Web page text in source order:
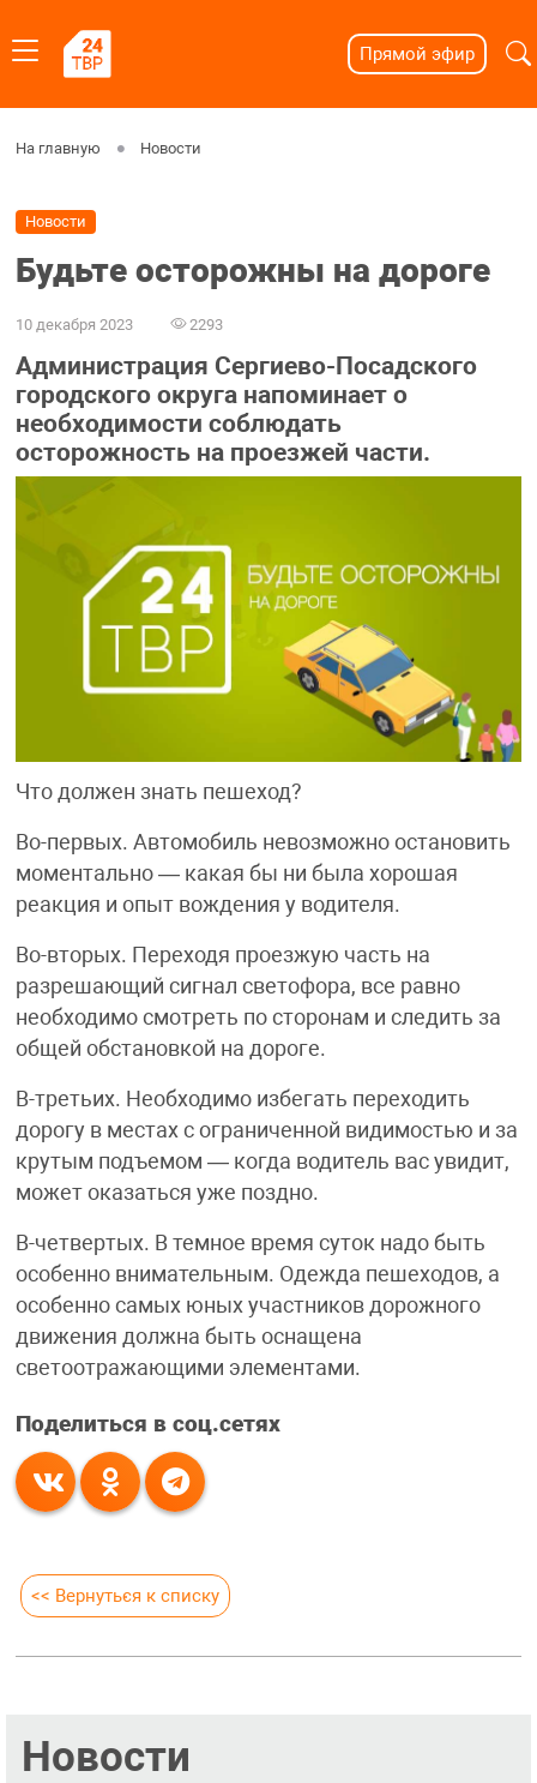
Прямой эфир
На главную Новости
Новости
Будьте осторожны на дороге
10 декабря 2023 2293
Администрация Сергиево-Посадского
городского округа напоминает о
необходимости соблюдать
осторожность на проезжей части.
Что должен знать пешеход?
Во-первых. Автомобиль невозможно остановить
моментально — какая бы ни была хорошая
реакция и опыт вождения у водителя.
Во-вторых. Переходя проезжую часть на
разрешающий сигнал светофора, все равно
необходимо смотреть по сторонам и следить за
общей обстановкой на дороге.
В-третьих. Необходимо избегать переходить
дорогу в местах с ограниченной видимостью и за
крутым подъемом — когда водитель вас увидит,
может оказаться уже поздно.
В-четвертых. В темное время суток надо быть
особенно внимательным. Одежда пешеходов, а
особенно самых юных участников дорожного
движения должна быть оснащена
светоотражающими элементами.
Поделиться в соц.сетях
<< Вернуться к списку
Новости